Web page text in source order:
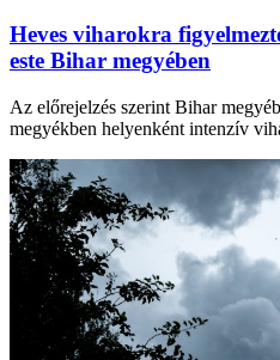
Heves viharokra
este Bihar megyében
Az előrejelzés szerint Bihar
megyékben helyenként intenzív